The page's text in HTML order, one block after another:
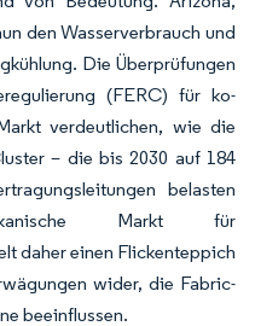
den Wasserverbrauch und
Die Überprüfungen
(FERC) für ko-
verdeutlichen, wie die
– die bis 2030 auf 184
belasten
Markt für
daher einen Flickenteppich
wider, die Fabric-
beeinflussen.